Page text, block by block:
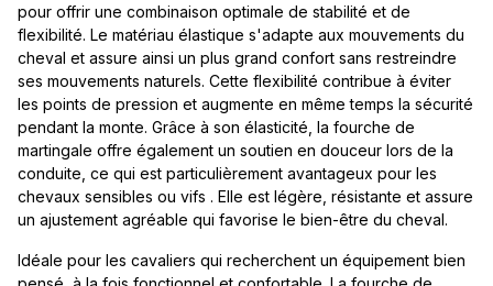
pour offrir une combinaison optimale de stabilité et de
flexibilité. Le matériau élastique s'adapte aux mouvements du
cheval et assure ainsi un plus grand confort sans restreindre
ses mouvements naturels. Cette flexibilité contribue à éviter
les points de pression et augmente en même temps la sécurité
pendant la monte. Grâce à son élasticité, la fourche de
martingale offre également un soutien en douceur lors de la
conduite, ce qui est particulièrement avantageux pour les
chevaux sensibles ou vifs . Elle est légère, résistante et assure
un ajustement agréable qui favorise le bien-être du cheval.
Idéale pour les cavaliers qui recherchent un équipement bien